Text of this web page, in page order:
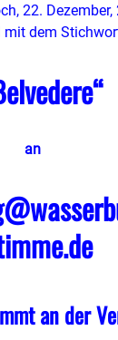
22. Dezember,
mit dem
an
an der